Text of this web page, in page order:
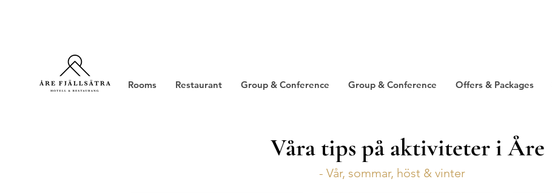
Rooms Restaurant Group & Conference Group & Conference Offers & Packages
Våra tips på aktiviteter i Åre
- Vår, sommar, höst & vinter